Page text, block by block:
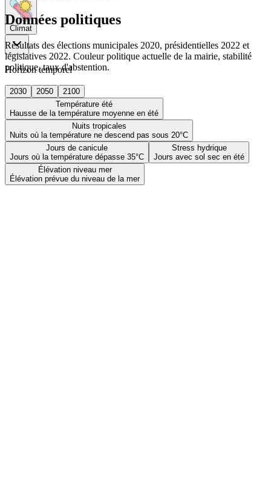
Climat
Horizon temporel
2030 2050
2100
Température été
Hausse de la température moyenne en été
Nuits tropicales
Nuits où la température ne descend pas sous 20°C
Jours de canicule
Jours où la température dépasse 35°C
Stress hydrique
Jours avec sol sec en été
Élévation niveau mer
Élévation prévue du niveau de la mer
Données politiques
Résultats des élections municipales 2020, présidentielles 2022 et
législatives 2022. Couleur politique actuelle de la mairie, stabilité
politique, taux d'abstention.